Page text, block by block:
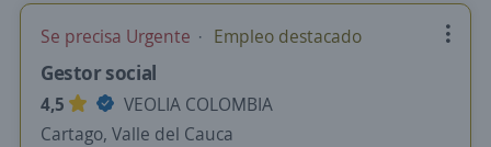
Se precisa Urgente Empleo destacado
Gestor social
4,5
VEOLIA COLOMBIA
Cartago, Valle del Cauca